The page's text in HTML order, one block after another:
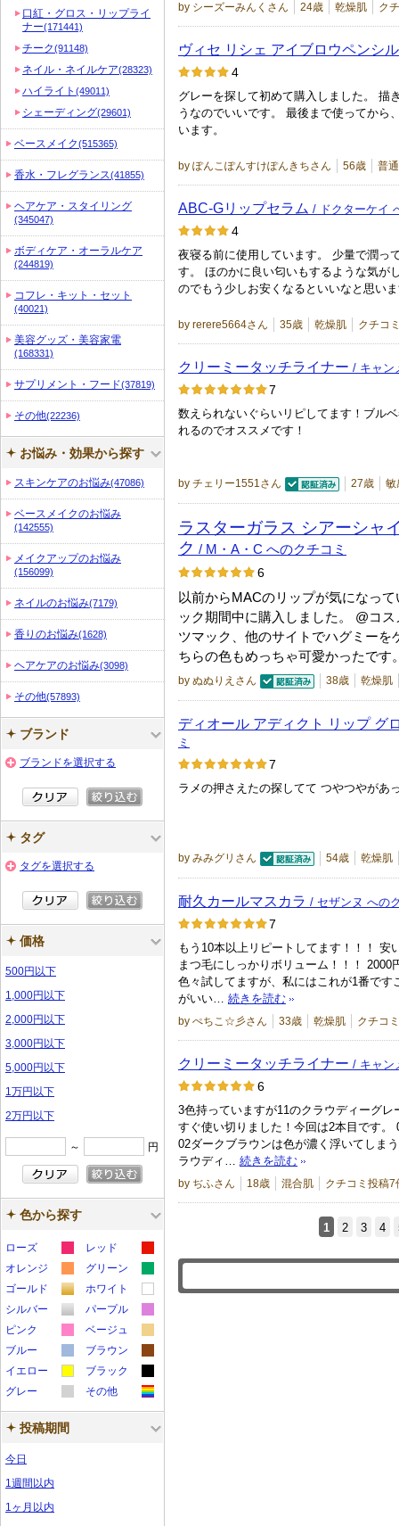
by シーズーみんくさん 24歳 乾燥肌 ク
ヴィセ リシェ アイブロウペンシ
4
グレーを探して初めて購入しました。 描
うなのでいいです。 最後まで使ってから
います。
by ぽんこぽんすけぽんきちさん 56歳 普
ABC-Gリップセラム / ドクターケイ
4
夜寝る前に使用しています。 少量で潤っ
す。 ほのかに良い匂いもするような気が
のでもう少しお安くなるといいなと思い
by rerere5664さん 35歳 乾燥肌 クチコ
クリーミータッチライナー / キャン
7
数えられないぐらいリピしてます！ブル
れるのでオススメです！
by チェリー1551さん
27歳 敏
ラスターガラス シアーシャ
ク / M・A・C へのクチコミ
6
以前からMACのリップが気になっ
ック期間中に購入しました。 @コ
ツマック、他のサイトでハグミーを
ちらの色もめっちゃ可愛かったで
by ぬぬりえさん
38歳 乾燥肌
ディオール アディクト リップ グ
ミ
7
ラメの押さえたの探してて つやつやがあ
by みみグリさん
54歳 乾燥肌
耐久カールマスカラ / セザンヌ への
7
もう10本以上リピートしてます！！！ 安
まつ毛にしっかりボリューム！！！ 2000
色々試してますが、私にはこれが1番です
がいい… 続きを読む
by ぺちこ☆彡さん 33歳 乾燥肌 クチコ
クリーミータッチライナー / キャン
6
3色持っていますが11のクラウディーグレ
すぐ使い切りました！今回は2本目です。
02ダークブラウンは色が濃く浮いてしま
ラウディ… 続きを読む
by ぢふさん 18歳 混合肌 クチコミ投稿7
1 2 3 4
口紅・グロス・リップライ
ナー(171441)
チーク(91148)
ネイル・ネイルケア(28323)
ハイライト (49011)
シェーディング(29601)
ベースメイク(515365)
香水・フレグランス(41855)
ヘアケア・スタイリング
(345047)
ボディケア・オーラルケア
(244819)
コフレ・キット・セット
(40021)
美容グッズ・美容家電
(168331)
サプリメント・フード(37819)
その他(22236)
お悩み・効果から探す
スキンケアのお悩み(47086)
ベースメイクのお悩み
(142555)
メイクアップのお悩み
(156099)
ネイルのお悩み(7179)
香りのお悩み(1628)
ヘアケアのお悩み(3098)
その他(57893)
ブランド
ブランドを選択する
タグ
タグを選択する
価格
500円以下
1,000円以下
2,000円以下
3,000円以下
5,000円以下
1万円以下
2万円以下
～ 円
色から探す
ローズ
カ
ラ
レッド
カ
ラ
ル
オレンジ
カ
ラ
ル
グリーン
カ
ラ
プ
ル
ゴールド
カ
ラ
プ
ル
ホワイト
カ
ラ
ン
プ
シルバー
カ
ラ
ー
ン
プ
パープル
カ
ラ
サ
ン
ピンク
カ
ラ
サ
ン
ベージュ
カ
ラ
ー
サ
ン
ブルー
カ
ラ
ー
サ
ブラウン
カ
ラ
ー
サ
イエロー
カ
ラ
ー
ブラック
カ
ラ
ー
グレー
カ
ラ
その他
カ
ラ
投稿期間
今日
1週間以内
1ヶ月以内